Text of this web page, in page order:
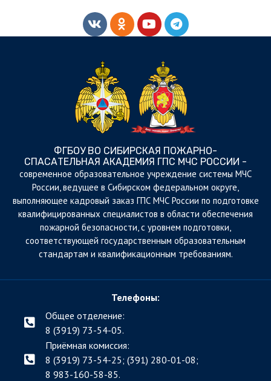
ФГБОУ ВО СИБИРСКАЯ ПОЖАРНО-
СПАСАТЕЛЬНАЯ АКАДЕМИЯ ГПС МЧС РОССИИ -
cовременное образовательное учреждение системы МЧС
России, ведущее в Сибирском федеральном округе,
выполняющее кадровый заказ ГПС МЧС России по подготовке
квалифицированных специалистов в области обеспечения
пожарной безопасности, с уровнем подготовки,
соответствующей государственным образовательным
стандартам и квалификационным требованиям.
Телефоны:
Общее отделение:
8 (3919) 73-54-05.
Приёмная комиссия:
8 (3919) 73-54-25; (391) 280-01-08;
8 983-160-58-85.